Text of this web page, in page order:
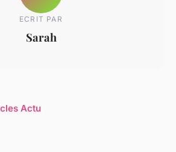
ECRIT PAR
Sarah
Actu